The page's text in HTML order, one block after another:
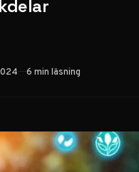
6 min läsning